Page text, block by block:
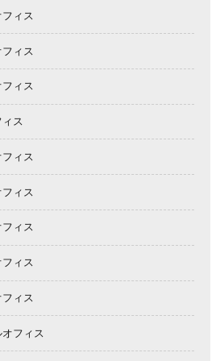
ィス
ィス
ィス
ス
ィス
ィス
ィス
ィス
ィス
フィス